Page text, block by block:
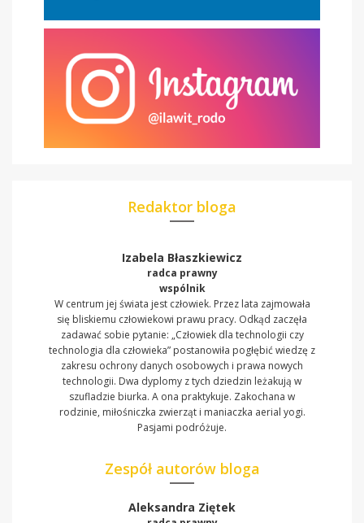
Redaktor bloga
Izabela Błaszkiewicz
radca prawny
wspólnik
W centrum jej świata jest człowiek. Przez lata zajmowała
się bliskiemu człowiekowi prawu pracy. Odkąd zaczęła
zadawać sobie pytanie: „Człowiek dla technologii czy
technologia dla człowieka” postanowiła pogłębić wiedzę z
zakresu ochrony danych osobowych i prawa nowych
technologii. Dwa dyplomy z tych dziedzin leżakują w
szufladzie biurka. A ona praktykuje. Zakochana w
rodzinie, miłośniczka zwierząt i maniaczka aerial yogi.
Pasjami podróżuje.
Zespół autorów bloga
Aleksandra Ziętek